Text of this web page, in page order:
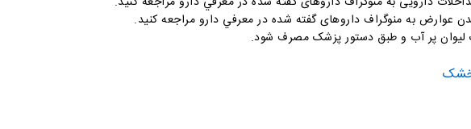
عوارض به منوگراف داروهای گفته شده در معرفي دارو مراجعه کنيد.
پر آب و طبق دستور پزشک مصرف شود.
خشک